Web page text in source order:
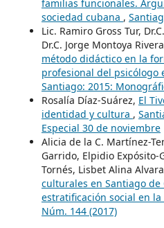
familias funcionales.
sociedad cubana ,
Lic. Ramiro Gross Tur,
Dr.C. Jorge Montoya
método didáctico en la
profesional del psicólogo
Santiago: 2015:
Rosalía Díaz-Suárez, El
identidad y cultura ,
Especial 30 de noviembre
Alicia de la C. Martínez-
Garrido, Elpidio Expósito-
Tornés, Lisbet Alina
culturales en Santiago
estratificación social en la
Núm. 144 (2017)